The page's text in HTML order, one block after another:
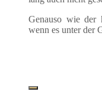
Genau­so wie der
wenn es unter der